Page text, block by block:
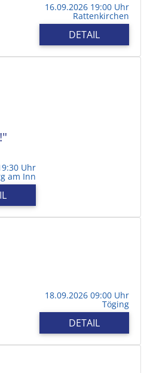
16.09.2026 19:00 Uhr
Rattenkirchen
DETAIL
Uhr
am Inn
18.09.2026 09:00 Uhr
Töging
DETAIL